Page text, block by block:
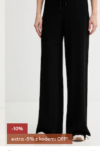
-10%
extra -5% z kodem: OFF*